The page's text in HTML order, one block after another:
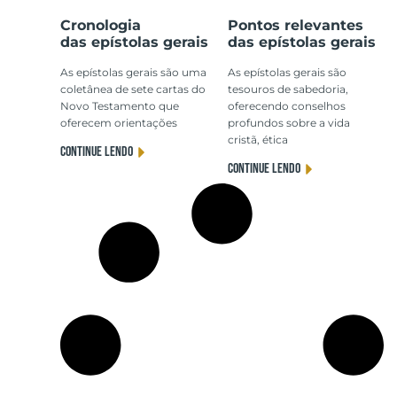
Cronologia
das epístolas gerais
As epístolas gerais são uma
coletânea de sete cartas do
Novo Testamento que
oferecem orientações
CONTINUE LENDO
Pontos relevantes
das epístolas gerais
As epístolas gerais são
tesouros de sabedoria,
oferecendo conselhos
profundos sobre a vida
cristã, ética
CONTINUE LENDO